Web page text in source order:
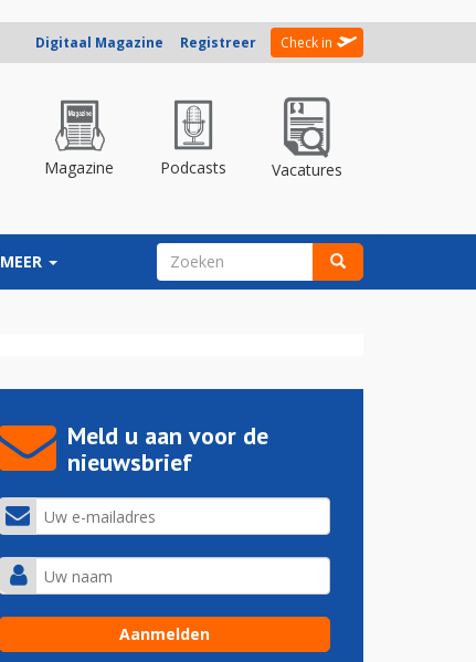
Digitaal Magazine Registreer Check in
Magazine Podcasts Vacatures
MEER ZOEKVELD
Meld u aan voor de
nieuwsbrief